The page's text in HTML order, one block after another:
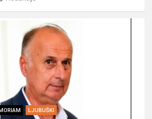
LJUBUŠKI